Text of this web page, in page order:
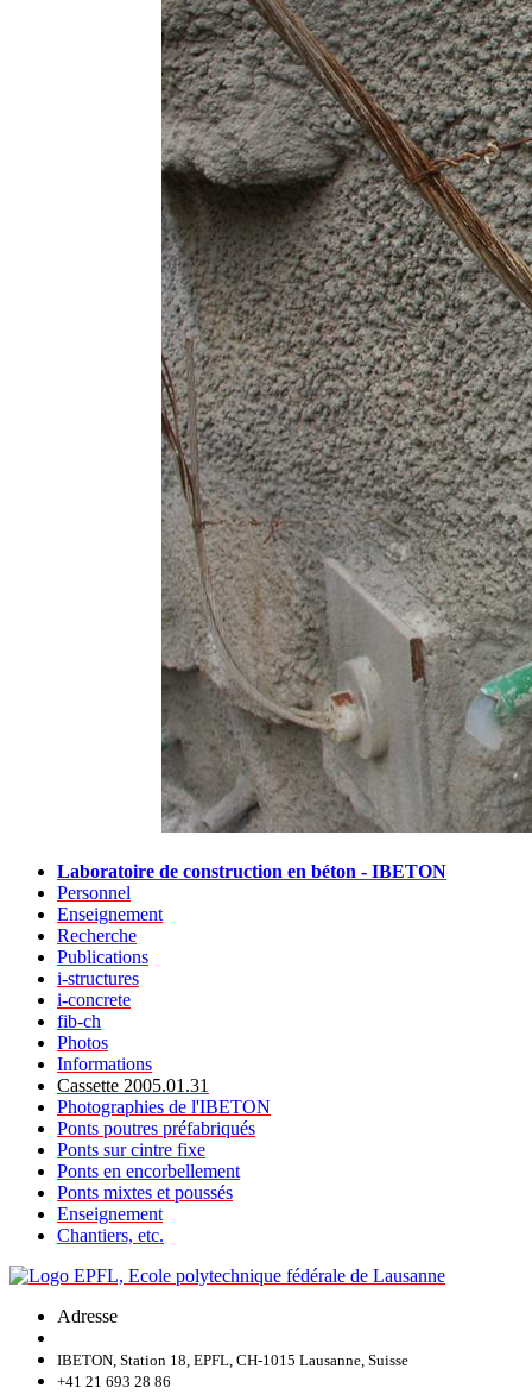
Laboratoire de construction en béton - IBETON
Personnel
Enseignement
Recherche
Publications
i-structures
i-concrete
fib-ch
Photos
Informations
Cassette 2005.01.31
Photographies de l'IBETON
Ponts poutres préfabriqués
Ponts sur cintre fixe
Ponts en encorbellement
Ponts mixtes et poussés
Enseignement
Chantiers, etc.
Adresse
IBETON, Station 18, EPFL, CH-1015 Lausanne, Suisse
+41 21 693 28 86